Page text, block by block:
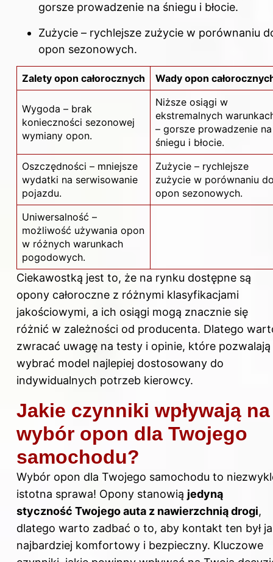
gorsze prowadzenie na śniegu i błocie.
Zużycie – rychlejsze zużycie w porównaniu
opon sezonowych.
Zalety opon całorocznych Wady opon
Wygoda – brak
konieczności sezonowej
wymiany opon.
Niższe osiągi w
ekstremalnych
– gorsze prowadzenie na
śniegu i błocie.
Oszczędności – mniejsze
wydatki na serwisowanie
pojazdu.
Zużycie – rychlejsze
zużycie w porównaniu
opon sezonowych.
Uniwersalność –
możliwość używania opon
w różnych warunkach
pogodowych.
Ciekawostką jest to, że na rynku dostępne są
opony całoroczne z różnymi klasyfikacjami
jakościowymi, a ich osiągi mogą znacznie się
różnić w zależności od producenta. Dlatego
zwracać uwagę na testy i opinie, które pozwalają
wybrać model najlepiej dostosowany do
indywidualnych potrzeb kierowcy.
Jakie czynniki wpływają na
wybór opon dla Twojego
samochodu?
Wybór opon dla Twojego samochodu to
istotna sprawa! Opony stanowią jedyną
styczność Twojego auta z nawierzchnią drogi,
dlatego warto zadbać o to, aby kontakt ten był
najbardziej komfortowy i bezpieczny. Kluczowe